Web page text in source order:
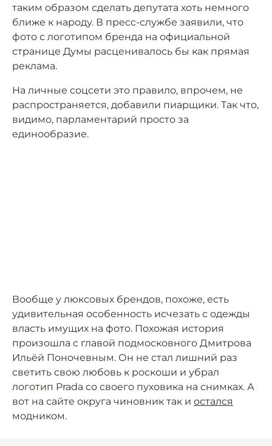
таким образом сделать депутата хоть немного
ближе к народу. В пресс-службе заявили, что
фото с логотипом бренда на официальной
странице Думы расценивалось бы как прямая
реклама.
На личные соцсети это правило, впрочем, не
распространяется, добавили пиарщики. Так что,
видимо, парламентарий просто за
единообразие.
Вообще у люксовых брендов, похоже, есть
удивительная особенность исчезать с одежды
власть имущих на фото. Похожая история
произошла с главой подмосковного Дмитрова
Ильёй Поночевным. Он не стал лишний раз
светить свою любовь к роскоши и убрал
логотип Prada со своего пуховика на снимках. А
вот на сайте округа чиновник так и остался
модником.